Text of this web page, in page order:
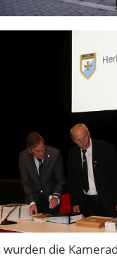
die